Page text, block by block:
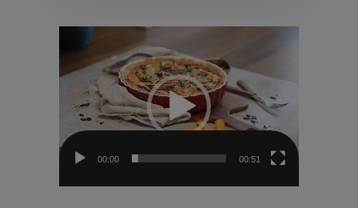
Video-
00:00 00:51